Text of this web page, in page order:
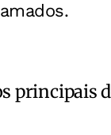
principais